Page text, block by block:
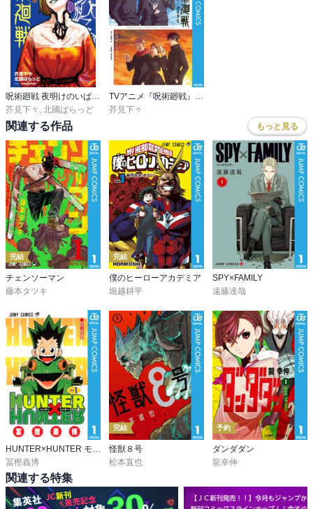
芥見下々
北國ばらっど
芥見下々
関連する作品 もっと見る
完結
チェンソーマン
藤本タツキ
完結
僕のヒーローアカデミア
堀越耕平
SPY×FAMILY
遠藤達哉
冨樫義博
完結
怪獣８号
松本直也
予約
ダンダダン
龍幸伸
関連する特集